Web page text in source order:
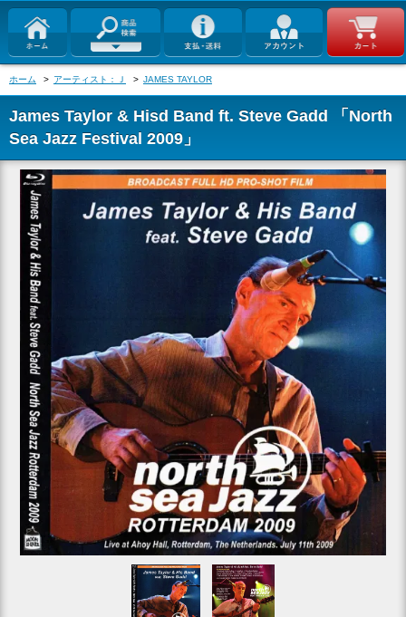
ホーム > アーティスト：Ｊ > JAMES TAYLOR
James Taylor & Hisd Band ft. Steve Gadd 「North
Sea Jazz Festival 2009」